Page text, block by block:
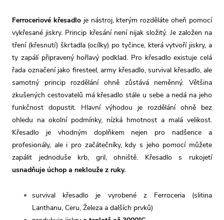
Ferroceriové křesadloje nástroj, kterým rozděláte oheň pomocí
vykřesané jiskry. Princip křesání není nijak složitý. Je založen na
tření (křesnutí) škrtadla (ocílky) po tyčince, která vytvoří jiskry, a
ty zapálí připravený hořlavý podklad. Pro křesadlo existuje celá
řada označení jako firesteel, army křesadlo, survival křesadlo, ale
samotný princip rozdělání ohně zůstává neměnný. Většina
zkušených cestovatelů má křesadlo stále u sebe a nedá na jeho
funkčnost dopustit. Hlavní výhodou je rozdělání ohně bez
ohledu na okolní podmínky, nízká hmotnost a malá velikost.
Křesadlo je vhodným doplňkem nejen pro nadšence a
profesionály, ale i pro začátečníky, kdy s jeho pomocí můžete
zapálit jednoduše krb, gril, ohniště. Křesadlo s rukojetí
usnadňuje úchop a neklouže z ruky.
survival křesadlo je vyrobené z Ferroceria (slitina
Lanthanu, Ceru, Železa a dalších prvků)